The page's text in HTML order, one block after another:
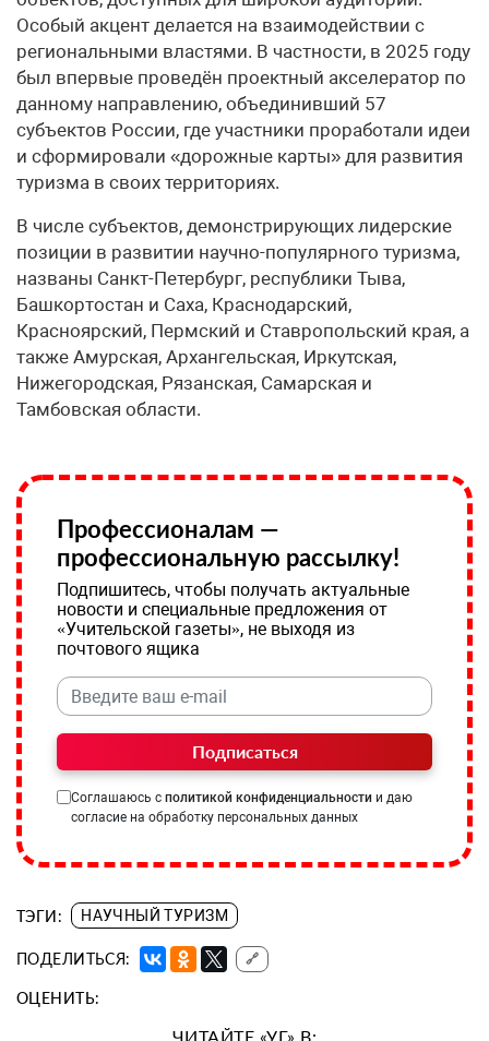
Особый акцент делается на взаимодействии с
региональными властями. В частности, в 2025 году
был впервые проведён проектный акселератор по
данному направлению, объединивший 57
субъектов России, где участники проработали идеи
и сформировали «дорожные карты» для развития
туризма в своих территориях.
В числе субъектов, демонстрирующих лидерские
позиции в развитии научно-популярного туризма,
названы Санкт-Петербург, республики Тыва,
Башкортостан и Саха, Краснодарский,
Красноярский, Пермский и Ставропольский края, а
также Амурская, Архангельская, Иркутская,
Нижегородская, Рязанская, Самарская и
Тамбовская области.
Профессионалам —
профессиональную рассылку!
Подпишитесь, чтобы получать актуальные
новости и специальные предложения от
«Учительской газеты», не выходя из
почтового ящика
Подписаться
Соглашаюсь с политикой конфиденциальности и даю
согласие на обработку персональных данных
ТЭГИ: НАУЧНЫЙ ТУРИЗМ
ПОДЕЛИТЬСЯ: 🔗
ОЦЕНИТЬ:
ЧИТАЙТЕ «УГ» В: